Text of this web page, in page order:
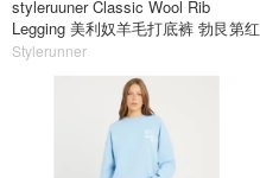
styleruuner Classic Wool Rib
Legging 美利奴羊毛打底裤 勃艮第红
Stylerunner